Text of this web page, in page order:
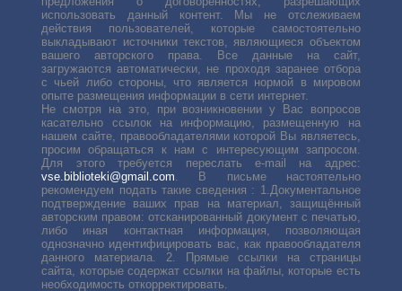
использовать данный контент. Мы не отслеживаем
действия пользователей, которые самостоятельно
выкладывают источники текстов, являющиеся объектом
вашего авторского права. Все данные на сайт,
загружаются автоматически, не проходя заранее отбора
с чьей либо стороны, что является нормой в мировом
опыте размещения информации в сети интернет.
Не смотря на это, при возникновении у Вас вопросов
касательно ссылок на информацию, размещенную на
нашем сайте, правообладателями которой Вы являетесь,
просим обращаться к нам с интересующим запросом.
Для этого требуется переслать е-mail на адрес:
vse.biblioteki@gmail.com . В письме настоятельно
рекомендуем подать такие сведения : 1.Документальное
подтверждение ваших прав на материал, защищённый
авторским правом: отсканированный документ с печатью,
либо иная контактная информация, позволяющая
однозначно идентифицировать вас, как правообладателя
данного материала. 2. Прямые ссылки на страницы
сайта, которые содержат ссылки на файлы, которые есть
необходимость откорректировать.